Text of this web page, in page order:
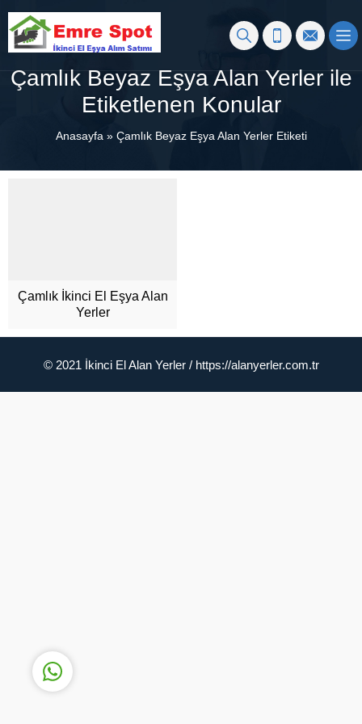
Çamlık Beyaz Eşya Alan Yerler ile
Etiketlenen Konular
Anasayfa » Çamlık Beyaz Eşya Alan Yerler Etiketi
Çamlık İkinci El Eşya Alan
Yerler
© 2021 İkinci El Alan Yerler / https://alanyerler.com.tr